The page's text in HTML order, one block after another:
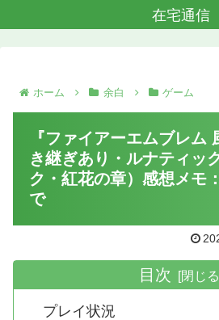
在宅通信
ホーム 余白 ゲーム
『ファイアーエムブレム
き継ぎあり・ルナティッ
ク・紅花の章）感想メモ
で
目次
プレイ状況